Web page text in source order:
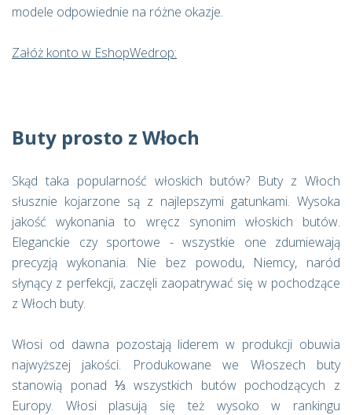
modele odpowiednie na różne okazje.
Załóż konto w EshopWedrop:
Buty prosto z Włoch
Skąd taka popularność włoskich butów? Buty z Włoch
słusznie kojarzone są z najlepszymi gatunkami. Wysoka
jakość wykonania to wręcz synonim włoskich butów.
Eleganckie czy sportowe - wszystkie one zdumiewają
precyzją wykonania. Nie bez powodu, Niemcy, naród
słynący z perfekcji, zaczęli zaopatrywać się w pochodzące
z Włoch buty.
Włosi od dawna pozostają liderem w produkcji obuwia
najwyższej jakości. Produkowane we Włoszech buty
stanowią ponad ⅓ wszystkich butów pochodzących z
Europy. Włosi plasują się też wysoko w rankingu